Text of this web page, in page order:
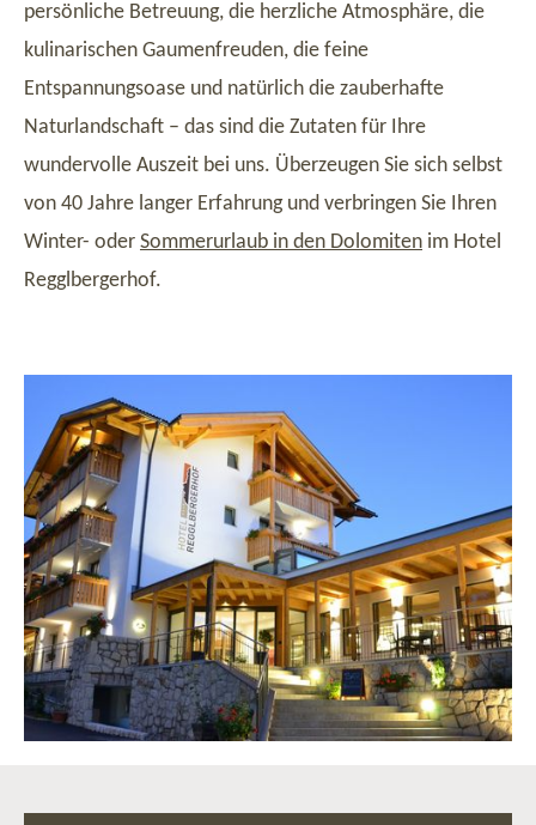
persönliche Betreuung, die herzliche Atmosphäre, die
kulinarischen Gaumenfreuden, die feine
Entspannungsoase und natürlich die zauberhafte
Naturlandschaft – das sind die Zutaten für Ihre
wundervolle Auszeit bei uns. Überzeugen Sie sich selbst
von 40 Jahre langer Erfahrung und verbringen Sie Ihren
Winter- oder Sommerurlaub in den Dolomiten im Hotel
Regglbergerhof.